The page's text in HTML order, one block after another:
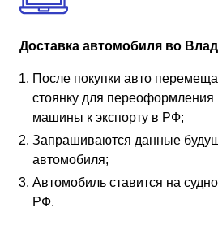
Доставка автомобиля во
После покупки авто
стоянку для переоформления
машины к экспорту в РФ;
Запрашиваются данные
автомобиля;
Автомобиль ставится на
РФ.